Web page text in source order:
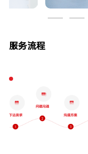
服务流程